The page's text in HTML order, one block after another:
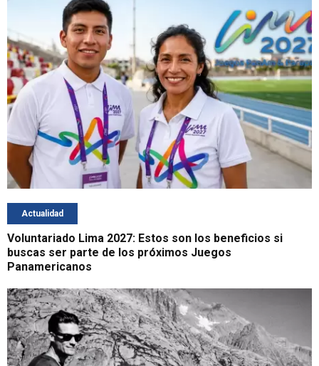
Actualidad
Voluntariado Lima 2027: Estos son los beneficios si
buscas ser parte de los próximos Juegos
Panamericanos